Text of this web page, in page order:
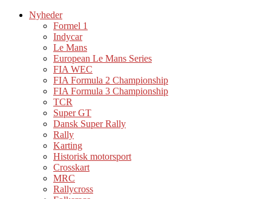
Nyheder
Formel 1
Indycar
Le Mans
European Le Mans Series
FIA WEC
FIA Formula 2 Championship
FIA Formula 3 Championship
TCR
Super GT
Dansk Super Rally
Rally
Karting
Historisk motorsport
Crosskart
MRC
Rallycross